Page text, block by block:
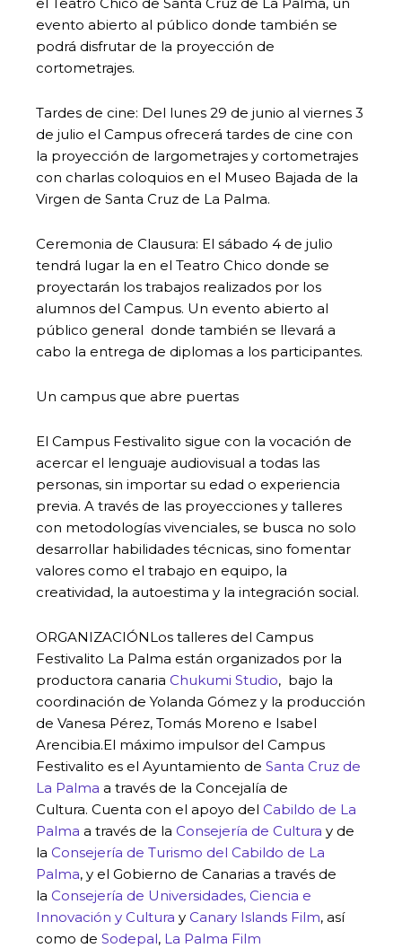
evento abierto al público donde también se
podrá disfrutar de la proyección de
cortometrajes.
Tardes de cine: Del lunes 29 de junio al viernes 3
de julio el Campus ofrecerá tardes de cine con
la proyección de largometrajes y cortometrajes
con charlas coloquios en el Museo Bajada de la
Virgen de Santa Cruz de La Palma.
Ceremonia de Clausura: El sábado 4 de julio
tendrá lugar la en el Teatro Chico donde se
proyectarán los trabajos realizados por los
alumnos del Campus. Un evento abierto al
público general donde también se llevará a
cabo la entrega de diplomas a los participantes.
Un campus que abre puertas
El Campus Festivalito sigue con la vocación de
acercar el lenguaje audiovisual a todas las
personas, sin importar su edad o experiencia
previa. A través de las proyecciones y talleres
con metodologías vivenciales, se busca no solo
desarrollar habilidades técnicas, sino fomentar
valores como el trabajo en equipo, la
creatividad, la autoestima y la integración social.
ORGANIZACIÓNLos talleres del Campus
Festivalito La Palma están organizados por la
productora canaria Chukumi Studio, bajo la
coordinación de Yolanda Gómez y la producción
de Vanesa Pérez, Tomás Moreno e Isabel
Arencibia.El máximo impulsor del Campus
Festivalito es el Ayuntamiento de Santa Cruz de
La Palma a través de la Concejalía de
Cultura. Cuenta con el apoyo del Cabildo de La
Palma a través de la Consejería de Cultura y de
la Consejería de Turismo del Cabildo de La
Palma, y el Gobierno de Canarias a través de
la Consejería de Universidades, Ciencia e
Innovación y Cultura y Canary Islands Film, así
como de Sodepal, La Palma Film